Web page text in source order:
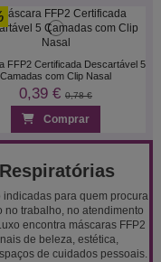
FFP2 Certificada Descartável 5
Camadas com Clip Nasal
0,39 € 0,78 €
Comprar
indicadas para quem procura
no trabalho, no atendimento
encontra máscaras FFP2
de beleza, estética,
de cuidados pessoais.